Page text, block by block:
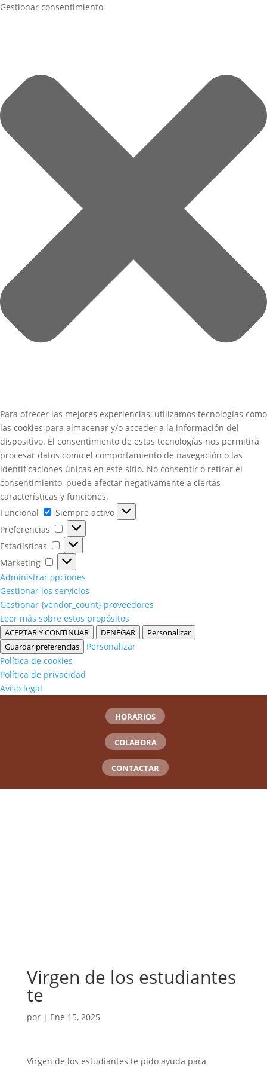
Gestionar consentimiento
Para ofrecer las mejores experiencias, utilizamos tecnologías como
las cookies para almacenar y/o acceder a la información del
dispositivo. El consentimiento de estas tecnologías nos permitirá
procesar datos como el comportamiento de navegación o las
identificaciones únicas en este sitio. No consentir o retirar el
consentimiento, puede afectar negativamente a ciertas
características y funciones.
Funcional
Funcional
Siempre activo
Preferencias
Preferencias
Estadísticas
Estadísticas
Marketing
Marketing
Administrar opciones
Gestionar los servicios
Gestionar {vendor_count} proveedores
Leer más sobre estos propósitos
ACEPTAR Y CONTINUAR DENEGAR
Personalizar
Guardar preferencias
Personalizar
Política de cookies
Política de privacidad
Aviso legal
HORARIOS
COLABORA
CONTACTAR
Virgen de los estudiantes
te
por | Ene 15, 2025
Virgen de los estudiantes te pido ayuda para